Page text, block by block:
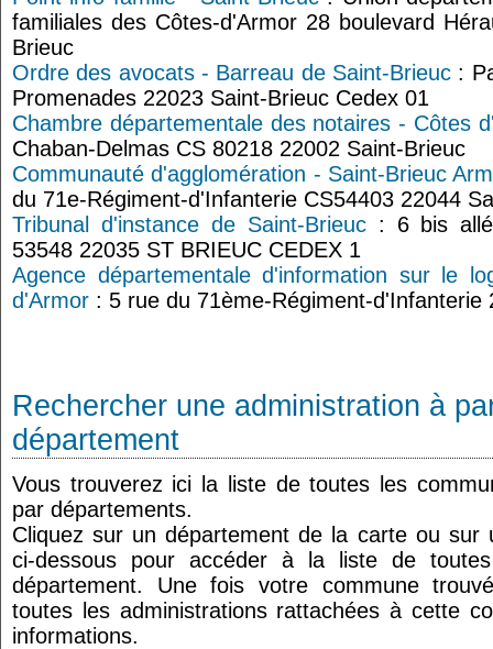
familiales des Côtes-d'Armor 28 boulevard
Brieuc
Ordre des avocats - Barreau de Saint-Brieuc :
Promenades 22023 Saint-Brieuc Cedex 01
Chambre départementale des notaires - Côtes
Chaban-Delmas CS 80218 22002 Saint-Brieuc
Communauté d'agglomération - Saint-Brieuc
du 71e-Régiment-d'Infanterie CS54403 22044
Tribunal d'instance de Saint-Brieuc: 6 bis
53548 22035 ST BRIEUC CEDEX 1
Agence départementale d'information sur le
d'Armor : 5 rue du 71ème-Régiment-d'Infanterie
Rechercher une administration à
département
Vous trouverez ici la liste de toutes les
par départements.
Cliquez sur un département de la carte ou sur
ci-dessous pour accéder à la liste de
département. Une fois votre commune
toutes les administrations rattachées à cette
informations.